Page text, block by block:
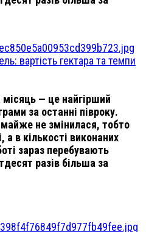
вартість гектара та темпи
місяць — це найгірший
за останні півроку.
не змінилася, тобто
в кількості виконаних
зараз перебувають
разів більша за